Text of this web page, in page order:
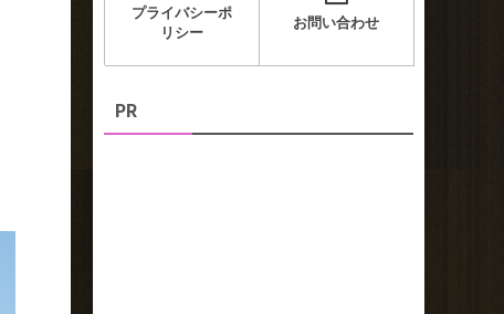
プライバシーポ
リシー
お問い合わせ
PR